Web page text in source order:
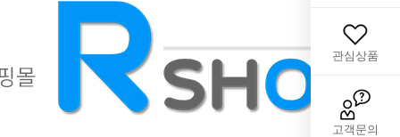
관심상품
고객문의